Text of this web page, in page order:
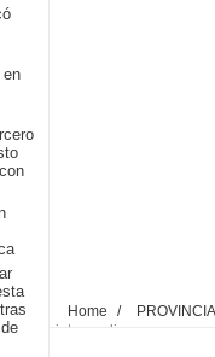
Desarrollo Social y Familia
al K-pop: especialistas U. de
seremi Minvu en el Maule
Guzmán rechaza
en
Home /
intermedio